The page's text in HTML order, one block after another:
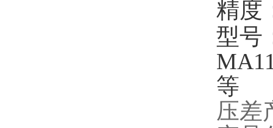
精度
型号
等
压差